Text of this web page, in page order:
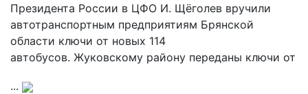
Президента России в ЦФО И. Щёголев вручили
автотранспортным предприятиям Брянской
области ключи от новых 114
автобусов. Жуковскому району переданы ключи от
...